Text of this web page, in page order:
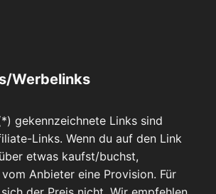
Werbelinks
gekennzeichnete Links sind
Links. Wenn du auf den Link
etwas kaufst/buchst,
Anbieter eine Provision. Für